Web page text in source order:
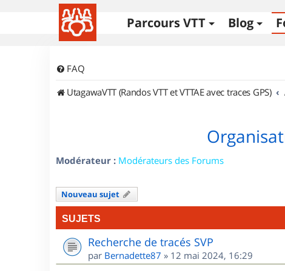
Parcours VTT Blog
FAQ
UtagawaVTT (Randos VTT et VTTAE avec traces GPS)
Modérateur : Modérateurs des Forums
Nouveau sujet
SUJETS
Recherche de tracés SVP
par Bernadette87 » 12 mai 2024, 16:29